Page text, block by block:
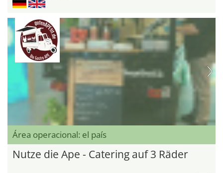
Área operacional: el país
Nutze die Ape - Catering auf 3 Räder